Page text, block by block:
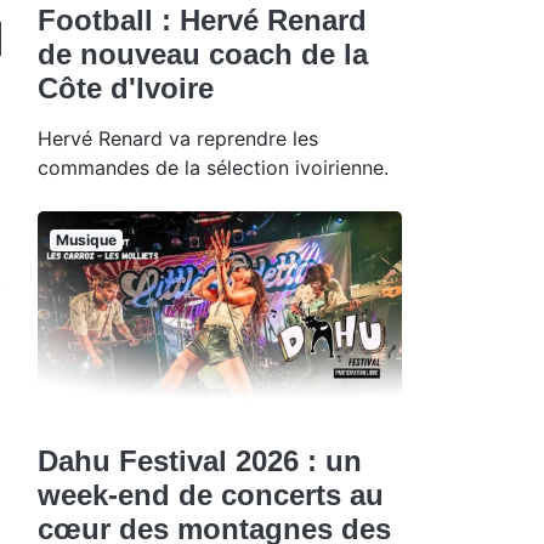
Football : Hervé Renard
de nouveau coach de la
Côte d'Ivoire
Hervé Renard va reprendre les
commandes de la sélection ivoirienne.
Musique
Dahu Festival 2026 : un
week-end de concerts au
cœur des montagnes des